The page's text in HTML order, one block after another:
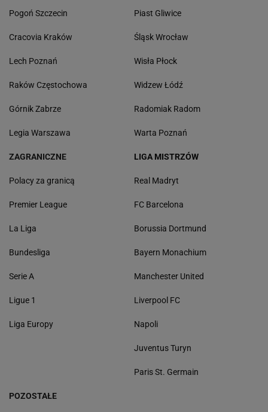
Pogoń Szczecin
Cracovia Kraków
Lech Poznań
Raków Częstochowa
Górnik Zabrze
Legia Warszawa
Piast Gliwice
Śląsk Wrocław
Wisła Płock
Widzew Łódź
Radomiak Radom
Warta Poznań
ZAGRANICZNE
Polacy za granicą
Premier League
La Liga
Bundesliga
Serie A
Ligue 1
Liga Europy
LIGA MISTRZÓW
Real Madryt
FC Barcelona
Borussia Dortmund
Bayern Monachium
Manchester United
Liverpool FC
Napoli
Juventus Turyn
Paris St. Germain
POZOSTAŁE